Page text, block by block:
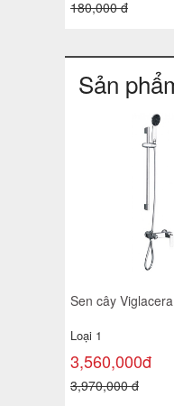
Sản
Sen cây
Loại 1
3,560,000đ
3,970,000 đ